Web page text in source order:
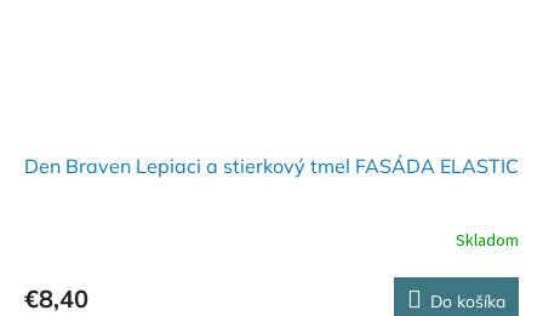
Den Braven Lepiaci a stierkový tmel FASÁDA ELASTIC
Skladom
€8,40 Do košíka